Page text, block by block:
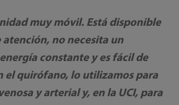
muy móvil. Está disponible
atención, no necesita un
constante y es fácil de
el quirófano, lo utilizamos para
y arterial y, en la UCI, para